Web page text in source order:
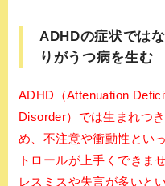
ADHDの症状では
りがうつ病を生む
ADHD（Attenuation
Disorder）では生まれつ
め、不注意や衝動性とい
トロールが上手くできま
レスミスや失言が多いと